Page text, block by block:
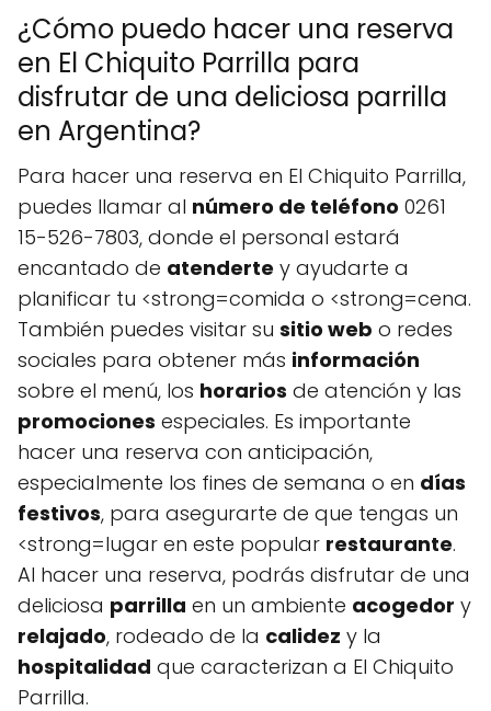
¿Cómo puedo hacer una reserva
en El Chiquito Parrilla para
disfrutar de una deliciosa parrilla
en Argentina?
Para hacer una reserva en El Chiquito Parrilla,
puedes llamar al número de teléfono 0261
15-526-7803, donde el personal estará
encantado de atenderte y ayudarte a
planificar tu <strong=comida o <strong=cena.
También puedes visitar su sitio web o redes
sociales para obtener más información
sobre el menú, los horarios de atención y las
promociones especiales. Es importante
hacer una reserva con anticipación,
especialmente los fines de semana o en días
festivos, para asegurarte de que tengas un
<strong=lugar en este popular restaurante.
Al hacer una reserva, podrás disfrutar de una
deliciosa parrilla en un ambiente acogedor y
relajado, rodeado de la calidez y la
hospitalidad que caracterizan a El Chiquito
Parrilla.